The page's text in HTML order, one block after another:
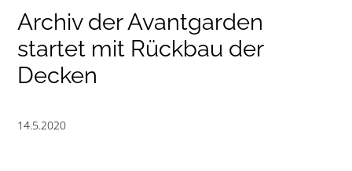
Archiv der Avantgarden
startet mit Rückbau der
Decken
14.5.2020